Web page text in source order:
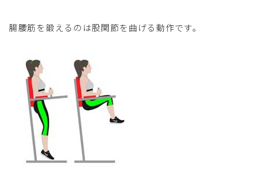
腸腰筋を鍛えるのは股関節を曲げる動作です。